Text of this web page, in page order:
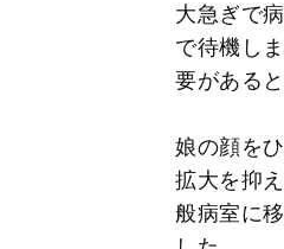
大急ぎで
で待機し
要がある
娘の顔を
拡大を抑
般病室に